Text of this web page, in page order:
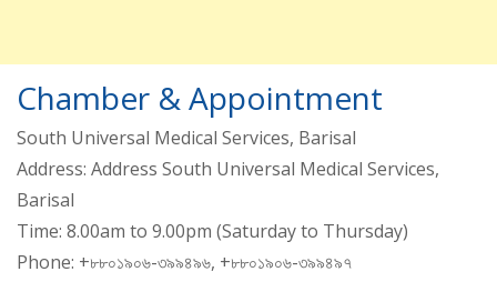
Chamber & Appointment
South Universal Medical Services, Barisal
Address: Address South Universal Medical Services,
Barisal
Time: 8.00am to 9.00pm (Saturday to Thursday)
Phone: +৮৮০১৯০৬-৩৯৯৪৯৬, +৮৮০১৯০৬-৩৯৯৪৯৭